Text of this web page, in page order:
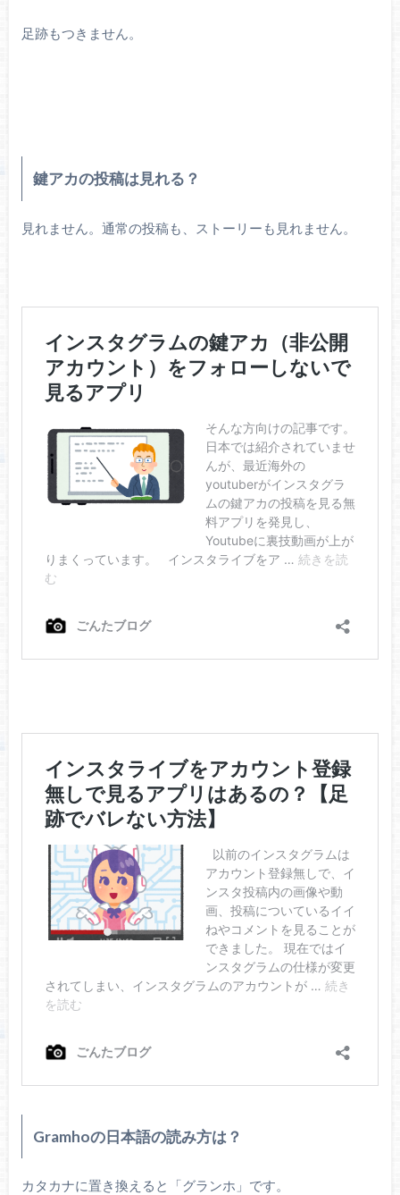
足跡もつきません。
鍵アカの投稿は見れる？
見れません。通常の投稿も、ストーリーも見れません。
Gramhoの日本語の読み方は？
カタカナに置き換えると「グランホ」です。